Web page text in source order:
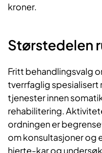
kroner.
Størstedelen
Fritt behandlingsvalg
tverrfaglig spesialisert
tjenester innen
rehabilitering.
ordningen er
om konsultasjoner og
hjerte-kar og